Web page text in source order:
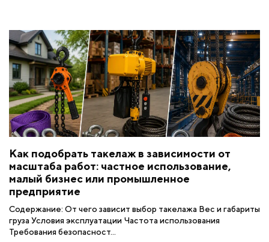
Как подобрать такелаж в зависимости от
масштаба работ: частное использование,
малый бизнес или промышленное
предприятие
Содержание: От чего зависит выбор такелажа Вес и габариты
груза Условия эксплуатации Частота использования
Требования безопасност...